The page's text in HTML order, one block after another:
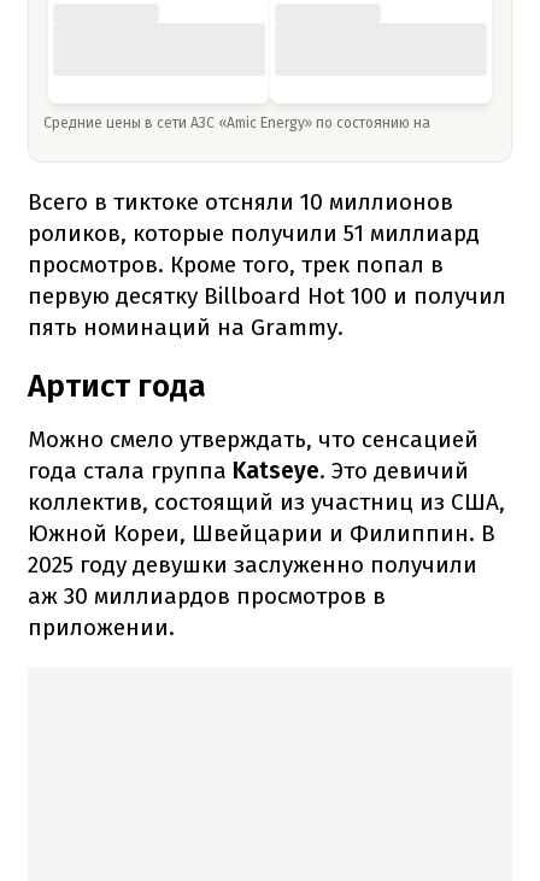
Средние цены в сети АЗС «Amic Energy» по состоянию на
Всего в тиктоке отсняли 10 миллионов
роликов, которые получили 51 миллиард
просмотров. Кроме того, трек попал в
первую десятку Billboard Hot 100 и получил
пять номинаций на Grammy.
Артист года
Можно смело утверждать, что сенсацией
года стала группа Katseye. Это девичий
коллектив, состоящий из участниц из США,
Южной Кореи, Швейцарии и Филиппин. В
2025 году девушки заслуженно получили
аж 30 миллиардов просмотров в
приложении.